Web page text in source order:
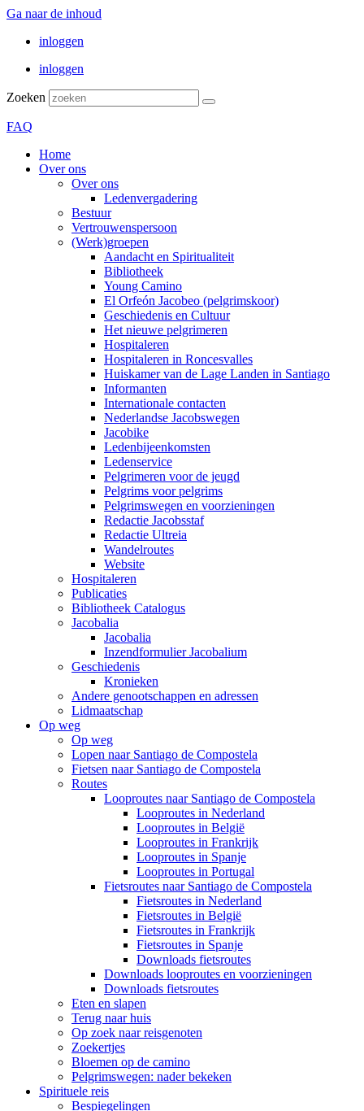
Ga naar de inhoud
inloggen
inloggen
Zoeken
FAQ
Home
Over ons
Over ons
Ledenvergadering
Bestuur
Vertrouwenspersoon
(Werk)groepen
Aandacht en Spiritualiteit
Bibliotheek
Young Camino
El Orfeón Jacobeo (pelgrimskoor)
Geschiedenis en Cultuur
Het nieuwe pelgrimeren
Hospitaleren
Hospitaleren in Roncesvalles
Huiskamer van de Lage Landen in Santiago
Informanten
Internationale contacten
Nederlandse Jacobswegen
Jacobike
Ledenbijeenkomsten
Ledenservice
Pelgrimeren voor de jeugd
Pelgrims voor pelgrims
Pelgrimswegen en voorzieningen
Redactie Jacobsstaf
Redactie Ultreia
Wandelroutes
Website
Hospitaleren
Publicaties
Bibliotheek Catalogus
Jacobalia
Jacobalia
Inzendformulier Jacobalium
Geschiedenis
Kronieken
Andere genootschappen en adressen
Lidmaatschap
Op weg
Op weg
Lopen naar Santiago de Compostela
Fietsen naar Santiago de Compostela
Routes
Looproutes naar Santiago de Compostela
Looproutes in Nederland
Looproutes in België
Looproutes in Frankrijk
Looproutes in Spanje
Looproutes in Portugal
Fietsroutes naar Santiago de Compostela
Fietsroutes in Nederland
Fietsroutes in België
Fietsroutes in Frankrijk
Fietsroutes in Spanje
Downloads fietsroutes
Downloads looproutes en voorzieningen
Downloads fietsroutes
Eten en slapen
Terug naar huis
Op zoek naar reisgenoten
Zoekertjes
Bloemen op de camino
Pelgrimswegen: nader bekeken
Spirituele reis
Bespiegelingen